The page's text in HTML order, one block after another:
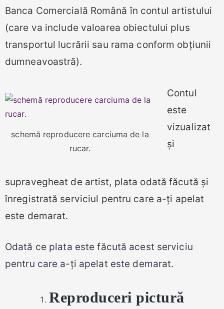
Banca Comercială Română în contul artistului
(care va include valoarea obiectului plus
transportul lucrării sau rama conform obțiunii
dumneavoastră).
schemă reproducere carciuma de la
rucar.
Contul
este
vizualizat
și
supravegheat de artist, plata odată făcută și
înregistrată serviciul pentru care a-ți apelat
este demarat.
Odată ce plata este făcută acest serviciu
pentru care a-ți apelat este demarat.
Reproduceri pictură